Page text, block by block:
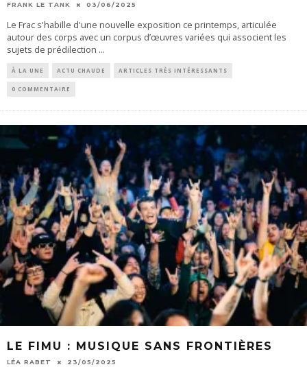
FRANK LE TANK 03/06/2025
Le Frac s'habille d'une nouvelle exposition ce printemps, articulée
autour des corps avec un corpus d’œuvres variées qui associent les
sujets de prédilection ...
À LA UNE ACTU CHAUDE ARTICLES TRÈS INTÉRESSANTS
0 COMMENTAIRE
LE FIMU : MUSIQUE SANS FRONTIÈRES
LÉA RABET 23/05/2025